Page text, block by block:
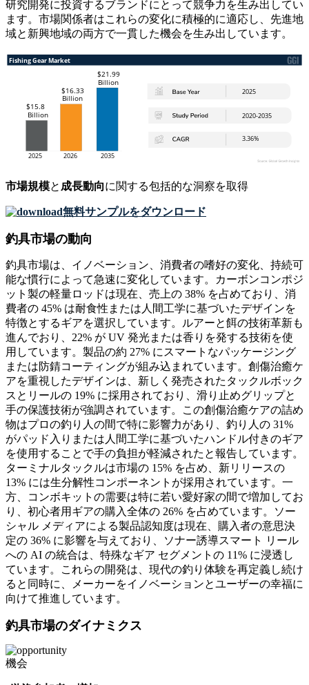
研究開発に投資するブランドにとって競争力を生み出してい
ます。市場関係者はこれらの変化に積極的に適応し、先進地
域と新興地域の両方で一貫した機会を生み出しています。
市場規模と成長動向に関する包括的な洞察を取得
無料サンプルをダウンロード
釣具市場の動向
釣具市場は、イノベーション、消費者の嗜好の変化、持続可
能な慣行によって急速に変化しています。カーボンコンポジ
ット製の軽量ロッドは現在、売上の 38% を占めており、消
費者の 45% は耐食性または人間工学に基づいたデザインを
特徴とするギアを選択しています。ルアーと餌の技術革新も
進んでおり、22% が UV 発光または香りを発する技術を使
用しています。製品の約 27% にスマートなパッケージング
または防錆コーティングが組み込まれています。創傷治癒ケ
アを重視したデザインは、新しく発売されたタックルボック
スとリールの 19% に採用されており、滑り止めグリップと
手の保護技術が強調されています。この創傷治癒ケアの詰め
物はプロの釣り人の間で特に影響力があり、釣り人の 31%
がパッド入りまたは人間工学に基づいたハンドル付きのギア
を使用することで手の負担が軽減されたと報告しています。
ターミナルタックルは市場の 15% を占め、新リリースの
13% には生分解性コンポーネントが採用されています。一
方、コンボキットの需要は特に若い愛好家の間で増加してお
り、初心者用ギアの購入全体の 26% を占めています。ソー
シャル メディアによる製品認知度は現在、購入者の意思決
定の 36% に影響を与えており、ソナー誘導スマート リール
への AI の統合は、特殊なギア セグメントの 11% に浸透し
ています。これらの開発は、現代の釣り体験を再定義し続け
ると同時に、メーカーをイノベーションとユーザーの幸福に
向けて推進しています。
釣具市場のダイナミクス
機会